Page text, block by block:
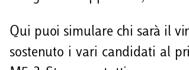
i
Qui puoi simulare chi sarà il
sostenuto i vari candidati al